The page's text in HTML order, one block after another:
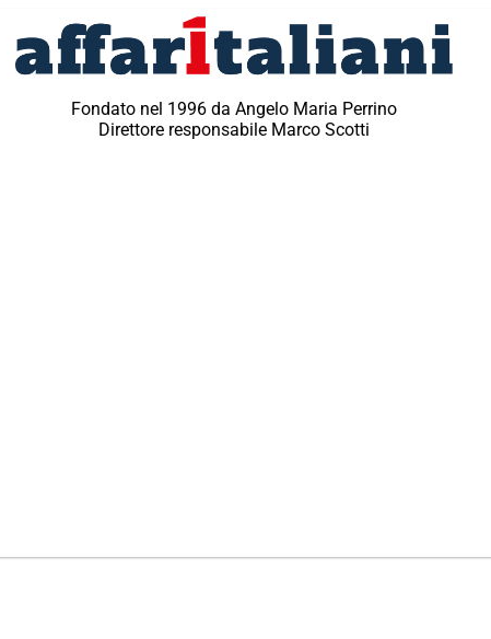
Fondato nel 1996 da Angelo Maria Perrino
Direttore responsabile Marco Scotti